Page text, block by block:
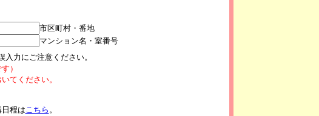
市区町村・番地
マンション名・室番号
入力にご注意ください。
）
てください。
程はこちら 。